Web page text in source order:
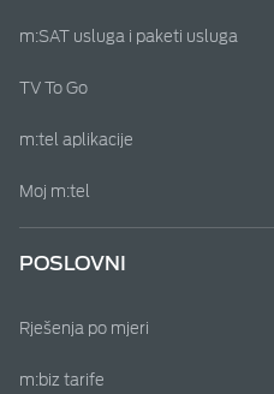
m:SAT usluga i paketi usluga
TV To Go
m:tel aplikacije
Moj m:tel
POSLOVNI
Rješenja po mjeri
m:biz tarife